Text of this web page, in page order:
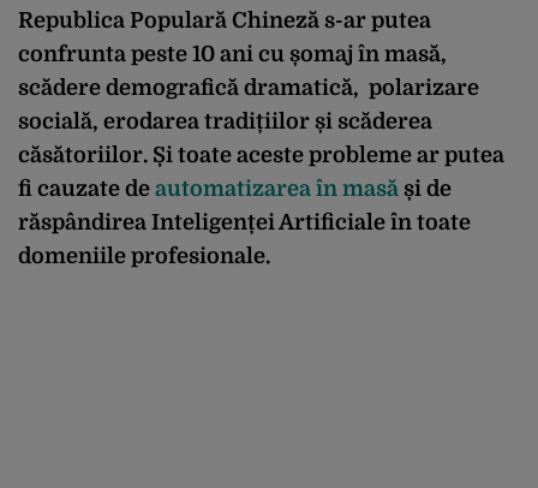
Republica Populară Chineză s-ar putea
confrunta peste 10 ani cu șomaj în masă,
scădere demografică dramatică, polarizare
socială, erodarea tradițiilor și scăderea
căsătoriilor. Și toate aceste probleme ar putea
fi cauzate de automatizarea în masă și de
răspândirea Inteligenței Artificiale în toate
domeniile profesionale.